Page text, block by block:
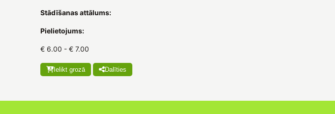
Stādīšanas attālums:
Pielietojums:
€ 6.00 - € 7.00
Ielikt grozā Dalīties